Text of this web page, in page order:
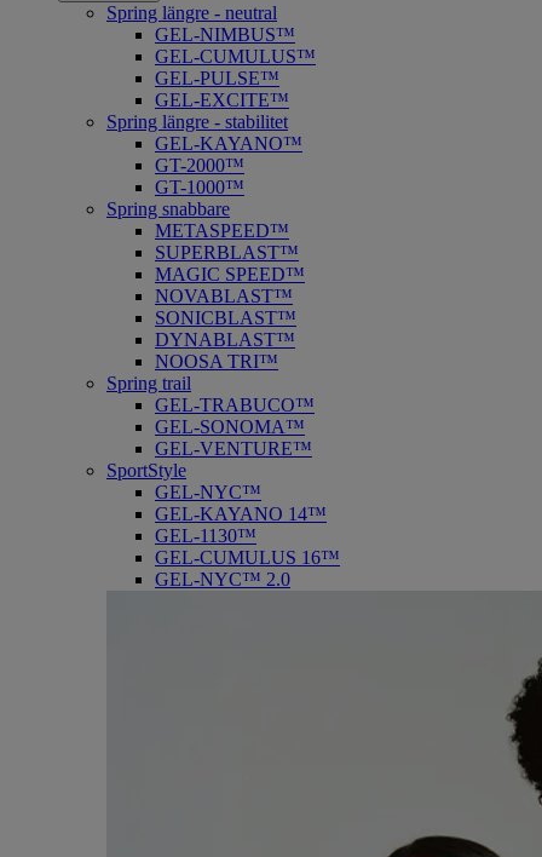
Spring längre - neutral
​GEL-NIMBUS™
GEL-CUMULUS™
GEL-PULSE™
GEL-EXCITE™
Spring längre - stabilitet
GEL-KAYANO™
GT-2000™
GT-1000™
Spring snabbare
METASPEED™
SUPERBLAST™
MAGIC SPEED™
NOVABLAST™
SONICBLAST™
DYNABLAST™
NOOSA TRI™
Spring trail
GEL-TRABUCO™
GEL-SONOMA™
GEL-VENTURE™
SportStyle
GEL-NYC™
GEL-KAYANO 14™
GEL-1130™
GEL-CUMULUS 16™
GEL-NYC™ 2.0